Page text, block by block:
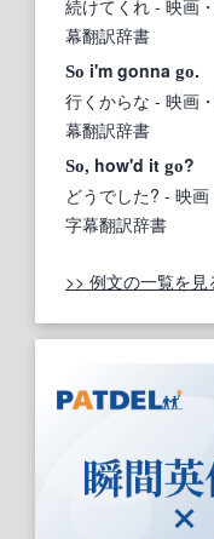
続けてくれ - 映画
幕翻訳辞書
So i'm gonna go.
行くからな - 映画
幕翻訳辞書
So, how'd it go?
どうでした? - 映画
字幕翻訳辞書
>> 例文の一覧を見